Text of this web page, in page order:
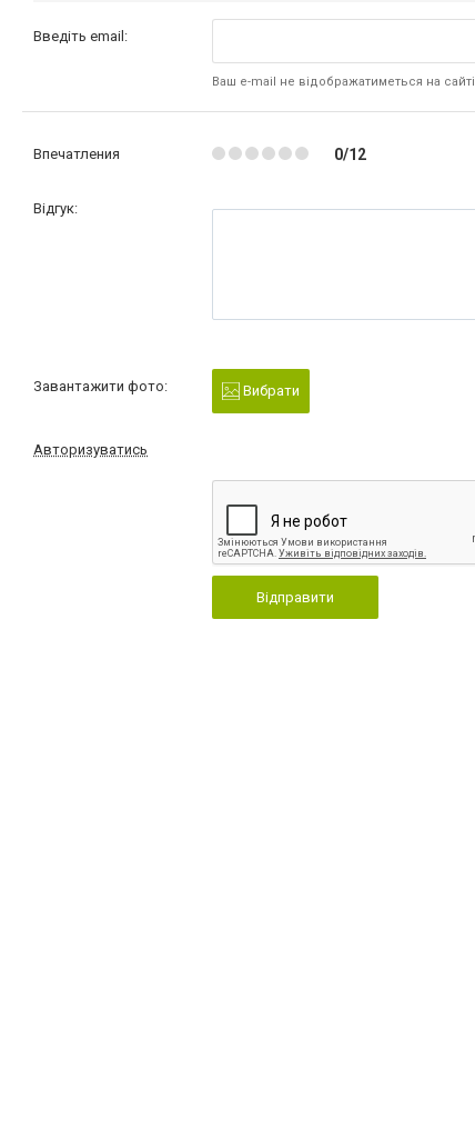
Введіть email:
Ваш e-mail не відображатиметься на сайті
Впечатления 0/12
Відгук:
Завантажити фото: Вибрати
Авторизуватись
Відправити